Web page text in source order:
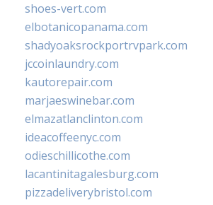
shoes-vert.com
elbotanicopanama.com
shadyoaksrockportrvpark.com
jccoinlaundry.com
kautorepair.com
marjaeswinebar.com
elmazatlanclinton.com
ideacoffeenyc.com
odieschillicothe.com
lacantinitagalesburg.com
pizzadeliverybristol.com